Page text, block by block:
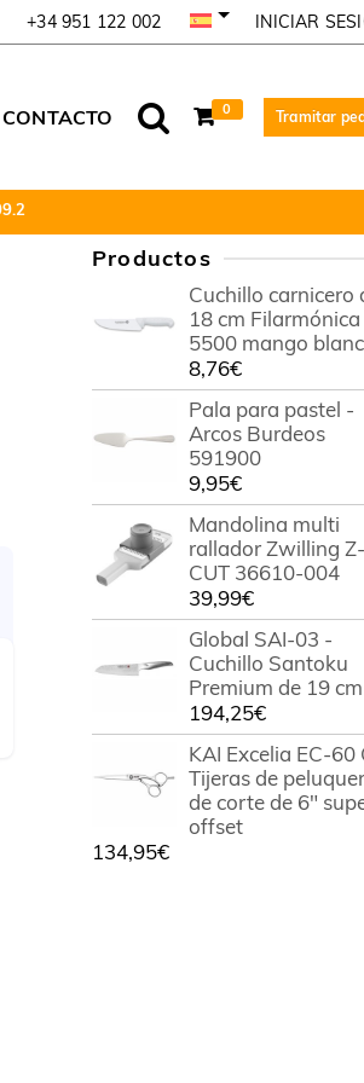
+34 951 122 002 INICIAR
CONTACTO 0 Tramitar
Productos
Cuchillo carnicero
18 cm Filarmónica
5500 mango
8,76€
Pala para pastel -
Arcos Burdeos
591900
9,95€
Mandolina multi
rallador Zwilling Z-
CUT 36610-004
39,99€
Global SAI-03 -
Cuchillo Santoku
Premium de 19 cm
194,25€
KAI Excelia EC-60
Tijeras de
de corte de 6"
offset
134,95€